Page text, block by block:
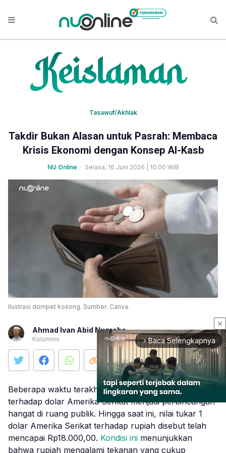
Tasawuf/Akhlak
Takdir Bukan Alasan untuk Pasrah: Membaca
Krisis Ekonomi dengan Konsep Al-Kasb
NU Online · Selasa, 16 Juni 2026 | 10:00 WIB
Ilustrasi dompet kosong. Sumber: Canva.
Ahmad Ivan Abid Nugroho
Kolumnis
Beberapa waktu terakhir, pelemahan nilai tukar rupiah
terhadap dolar Amerika Serikat menjadi perbincangan
hangat di ruang publik. Hingga saat ini, nilai tukar 1
dolar Amerika Serikat terhadap rupiah disebut telah
mencapai Rp18.000,00. Kondisi ini menunjukkan
bahwa rupiah mengalami tekanan yang cukup
close
arrow_forward_ios Baca Selengkapnya
Mute